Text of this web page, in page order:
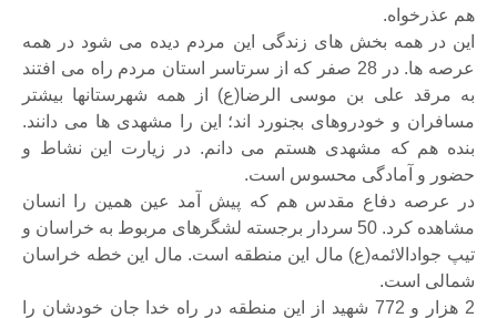
هم عذرخواه.
این در همه بخش های زندگی این مردم دیده می شود در همه
عرصه ها. در 28 صفر که از سرتاسر استان مردم راه می افتند
به مرقد علی بن موسی الرضا(ع) از همه شهرستانها بیشتر
مسافران و خودروهای بجنورد اند؛ این را مشهدی ها می دانند.
بنده هم که مشهدی هستم می دانم. در زیارت این نشاط و
حضور و آمادگی محسوس است.
در عرصه دفاع مقدس هم که پیش آمد عین همین را انسان
مشاهده کرد. 50 سردار برجسته لشگرهای مربوط به خراسان و
تیپ جوادالائمه(ع) مال این منطقه است. مال این خطه خراسان
شمالی است.
2 هزار و 772 شهید از این منطقه در راه خدا جان خودشان را